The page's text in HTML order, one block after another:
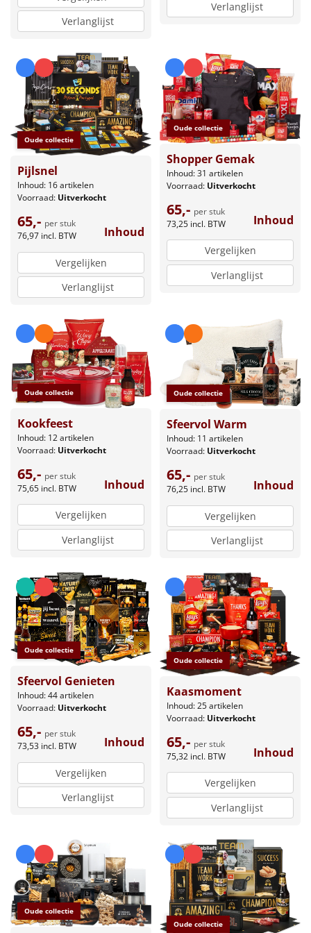
Verlanglijst
Verlanglijst
Oude collectie
Pijlsnel
Inhoud: 16 artikelen
Voorraad: Uitverkocht
65,- per stuk
76,97 incl. BTW Inhoud
Vergelijken
Verlanglijst
Oude collectie
Shopper Gemak
Inhoud: 31 artikelen
Voorraad: Uitverkocht
65,- per stuk
73,25 incl. BTW Inhoud
Vergelijken
Verlanglijst
Oude collectie
Kookfeest
Inhoud: 12 artikelen
Voorraad: Uitverkocht
65,- per stuk
75,65 incl. BTW Inhoud
Vergelijken
Verlanglijst
Oude collectie
Sfeervol Warm
Inhoud: 11 artikelen
Voorraad: Uitverkocht
65,- per stuk
76,25 incl. BTW Inhoud
Vergelijken
Verlanglijst
Oude collectie
Sfeervol Genieten
Inhoud: 44 artikelen
Voorraad: Uitverkocht
65,- per stuk
73,53 incl. BTW Inhoud
Vergelijken
Verlanglijst
Oude collectie
Kaasmoment
Inhoud: 25 artikelen
Voorraad: Uitverkocht
65,- per stuk
75,32 incl. BTW Inhoud
Vergelijken
Verlanglijst
Oude collectie
Oude collectie